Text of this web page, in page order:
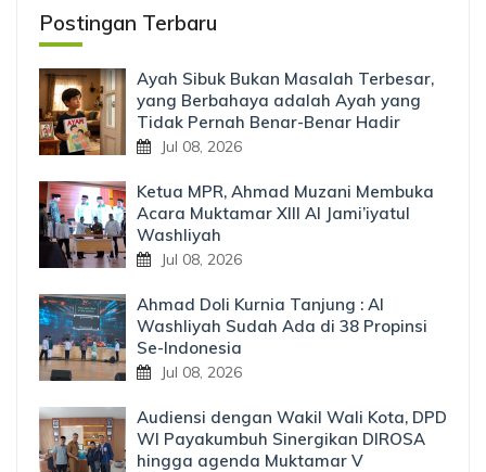
Postingan Terbaru
Ayah Sibuk Bukan Masalah Terbesar,
yang Berbahaya adalah Ayah yang
Tidak Pernah Benar-Benar Hadir
Jul 08, 2026
Ketua MPR, Ahmad Muzani Membuka
Acara Muktamar XIII Al Jami’iyatul
Washliyah
Jul 08, 2026
Ahmad Doli Kurnia Tanjung : Al
Washliyah Sudah Ada di 38 Propinsi
Se-Indonesia
Jul 08, 2026
Audiensi dengan Wakil Wali Kota, DPD
WI Payakumbuh Sinergikan DIROSA
hingga agenda Muktamar V